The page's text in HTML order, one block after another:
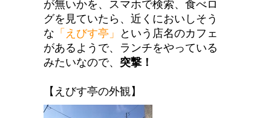
が無いかを、スマホで検索、食べロ
グを見ていたら、近くにおいしそう
な 「えびす亭」
という店名のカフェ
があるようで、ランチをやっている
みたいなので、 突撃！
【えびす亭の外観】